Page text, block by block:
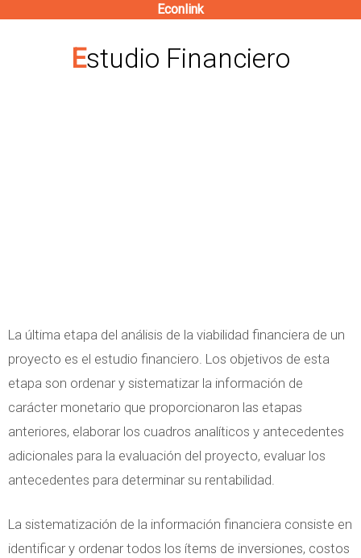
contenido
Econlink
Estudio Financiero
La última etapa del análisis de la viabilidad financiera de un
proyecto es el estudio financiero. Los objetivos de esta
etapa son ordenar y sistematizar la información de
carácter monetario que proporcionaron las etapas
anteriores, elaborar los cuadros analíticos y antecedentes
adicionales para la evaluación del proyecto, evaluar los
antecedentes para determinar su rentabilidad.
La sistematización de la información financiera consiste en
identificar y ordenar todos los ítems de inversiones, costos